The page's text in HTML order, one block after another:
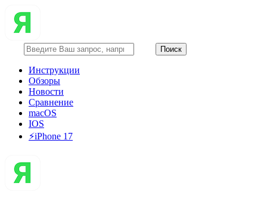
Инструкции
Обзоры
Новости
Сравнение
macOS
IOS
⚡️iPhone 17